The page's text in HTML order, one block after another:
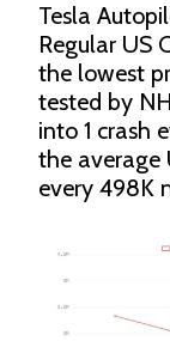
Tesla
Regular US
the lowest
tested by
into 1 crash
the average
every 498K